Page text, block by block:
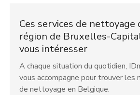
Ces services de nettoyage
région de Bruxelles-
vous intéresser
A chaque situation du quotidien,
vous accompagne pour trouver les
de nettoyage en Belgique.